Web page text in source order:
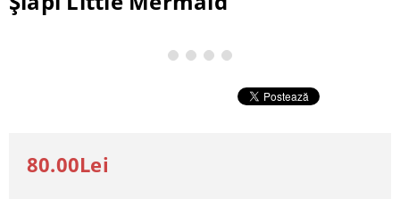
80.00Lei